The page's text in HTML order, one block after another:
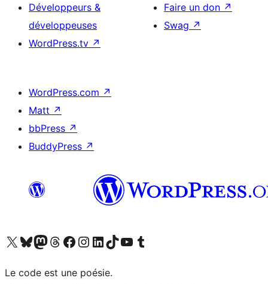
Développeurs &
développeuses
WordPress.tv ↗
Faire un don ↗
Swag ↗
WordPress.com ↗
Matt ↗
bbPress ↗
BuddyPress ↗
Visitez notre compte X (précédemment Twitter)
Visiter notre compte Bluesky
Visiter notre compte Mastodon
Visiter notre compte Threads
Consulter notre compte Facebook
Consulter notre compte Instagram
Consulter notre compte LinkedIn
Visiter notre compte TokTok
Visiter notre chaîne YouTube
Visiter notre compte Tumblr
Le code est une poésie.